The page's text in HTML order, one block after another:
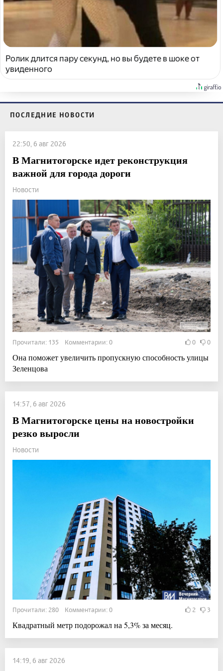
Ролик длится пару секунд, но вы будете в шоке от
увиденного
ПОСЛЕДНИЕ НОВОСТИ
22:50, 6 авг 2026
В Магнитогорске идет реконструкция
важной для города дороги
Новости
Прочитали: 135 Комментарии: 0 0 0
Она поможет увеличить пропускную способность улицы
Зеленцова
14:57, 6 авг 2026
В Магнитогорске цены на новостройки
резко выросли
Новости
Прочитали: 280 Комментарии: 0 2 3
Квадратный метр подорожал на 5,3% за месяц.
14:19, 6 авг 2026